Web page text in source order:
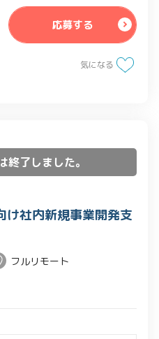
発チームへの開発仕様の
ール管理
ス体制の構築
ムを適格な状態にアップ
応募する
気になる
終了しました。
け社内新規事業開発支
フルリモート